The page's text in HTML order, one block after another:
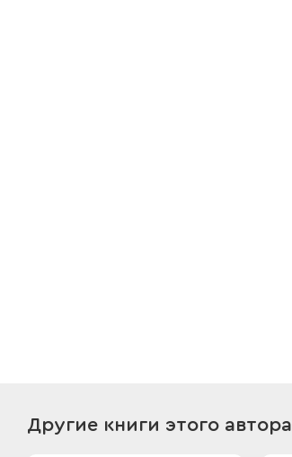
Другие книги этого автора